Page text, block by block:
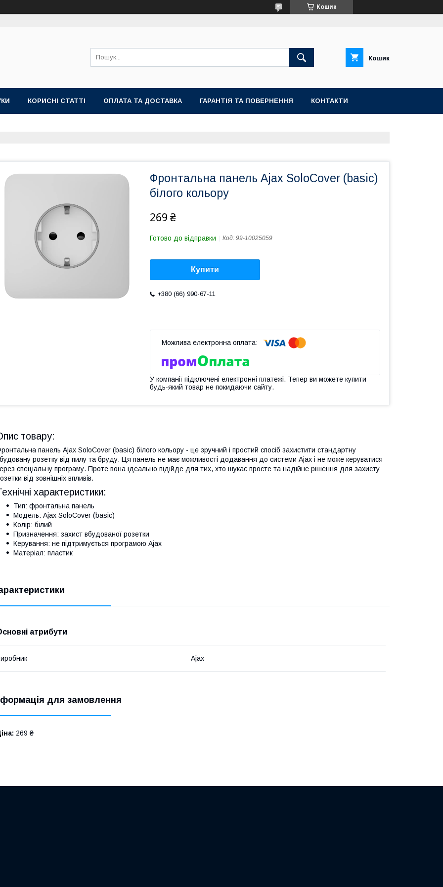
Кошик
Кошик
КОРИСНІ СТАТТІ ОПЛАТА ТА ДОСТАВКА ГАРАНТІЯ ТА ПОВЕРНЕННЯ КОНТАКТИ
Фронтальна панель Ajax SoloCover (basic)
білого кольору
269 ₴
Готово до відправки Код: 99-10025059
Купити
+380 (66) 990-67-11
У компанії підключені електронні платежі. Тепер ви можете купити
будь-який товар не покидаючи сайту.
товару:
панель Ajax SoloCover (basic) білого кольору - це зручний і простий спосіб захистити стандартну
розетку від пилу та бруду. Ця панель не має можливості додавання до системи Ajax і не може керуватися
спеціальну програму. Проте вона ідеально підійде для тих, хто шукає просте та надійне рішення для захисту
від зовнішніх впливів.
характеристики:
Тип: фронтальна панель
Модель: Ajax SoloCover (basic)
Колір: білий
Призначення: захист вбудованої розетки
Керування: не підтримується програмою Ajax
Матеріал: пластик
атрибути
Ajax
для замовлення
269 ₴